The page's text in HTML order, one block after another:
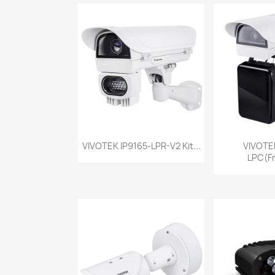
 Vista rápida
VIVOTEK IP9165-LPR-V2 Kit... 